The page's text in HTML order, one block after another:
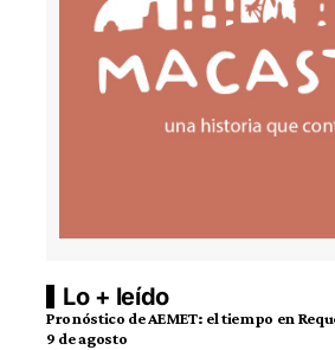
Lo + leído
Pronóstico de AEMET: el tiempo en
9 de agosto